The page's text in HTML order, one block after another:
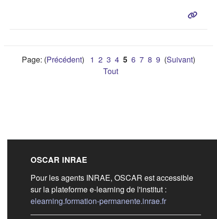
Page: (Précédent) 1 2 3 4 5 6 7 8 9 (Suivant)
Tout
Liens de bas de
OSCAR INRAE
Pour les agents INRAE, OSCAR est accessible
sur la plateforme e-learning de l'institut :
elearning.formation-permanente.inrae.fr(s'ouvre dans